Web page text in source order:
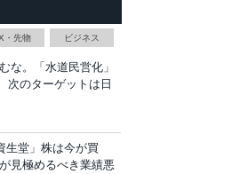
・先物 ビジネス
な。「水道民営化」
次のターゲットは日
生堂」株は今が買
見極めるべき業績悪